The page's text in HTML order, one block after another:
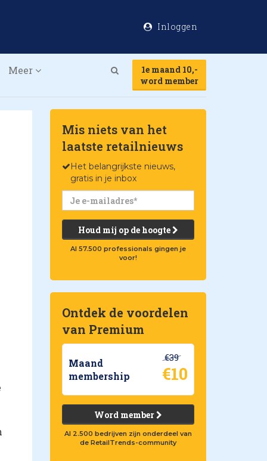
Inloggen
Meer
1e maand 10,-
word member
Mis niets van het
laatste retailnieuws
Het belangrijkste nieuws,
gratis in je inbox
Houd mij op de hoogte
Al 57.500 professionals gingen je
voor!
Ontdek de voordelen
van Premium
Maand
membership
€39
€10
Word member
Al 2.500 bedrijven zijn onderdeel van
de RetailTrends-community